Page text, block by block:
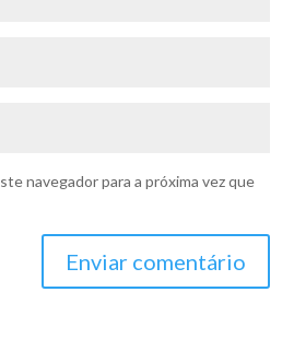
navegador para a próxima vez que
Enviar comentário